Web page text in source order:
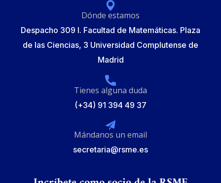
Dónde estamos
Despacho 309 I. Facultad de Matemáticas. Plaza
de las Ciencias, 3 Universidad Complutense de
Madrid
Tienes alguna duda
(+34) 91 394 49 37
Mándanos un email
secretaria@rsme.es